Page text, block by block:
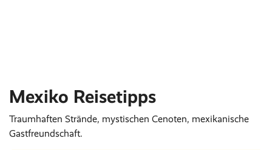
Mexiko Reisetipps
Traumhaften Strände, mystischen Cenoten, mexikanische
Gastfreundschaft.